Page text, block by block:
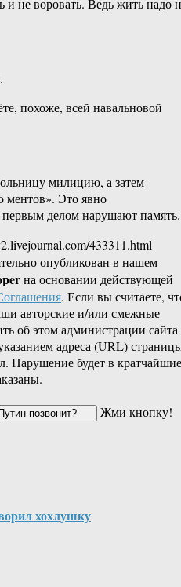
не воровать. Ведь жить надо
похоже, всей навальновой
милицию, а затем
ментов». Это явно
делом нарушают память.
433311.html
опубликован в нашем
на основании действующей
. Если вы считаете,
авторские и/или смежные
об этом администрации сайта
адреса (URL)
Нарушение будет в кратчайшие
Жми кнопку!
хохлушку